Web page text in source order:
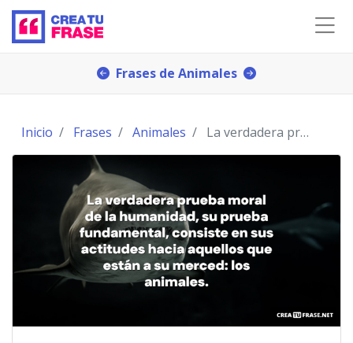
Frases de Animales
Inicio Frases Animales La verdadera prueba moral de la humanidad, su prue